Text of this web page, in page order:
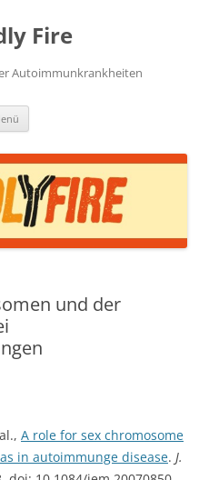
Fire
Autoimmunkrankheiten
und der
A role for sex chromosome
in autoimmunge disease. J.